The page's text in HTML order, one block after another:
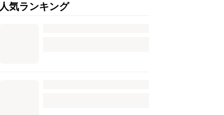
人気ランキング